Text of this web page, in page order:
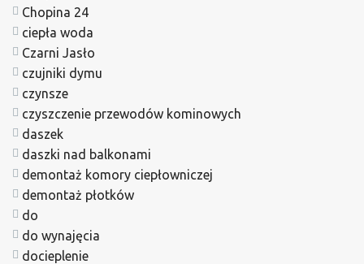
Chopina 24
ciepła woda
Czarni Jasło
czujniki dymu
czynsze
czyszczenie przewodów kominowych
daszek
daszki nad balkonami
demontaż komory ciepłowniczej
demontaż płotków
do
do wynajęcia
docieplenie